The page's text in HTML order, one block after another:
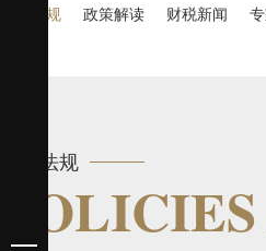
政策法规 政策解读 财税新闻
政策法规